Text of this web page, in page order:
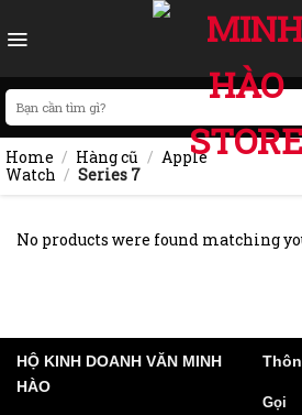
to
Search
for:
Home / Hàng cũ / Apple
Watch / Series 7
No products were found matching
HỘ KINH DOANH VĂN MINH
HÀO
Gọi